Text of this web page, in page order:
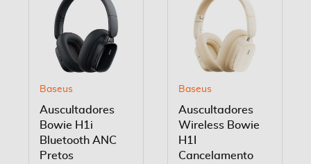
Baseus
Auscultadores
Bowie H1i
Bluetooth ANC
Pretos
Baseus
Auscultadores
Wireless Bowie
H1I
Cancelamento